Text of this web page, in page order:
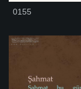
0155